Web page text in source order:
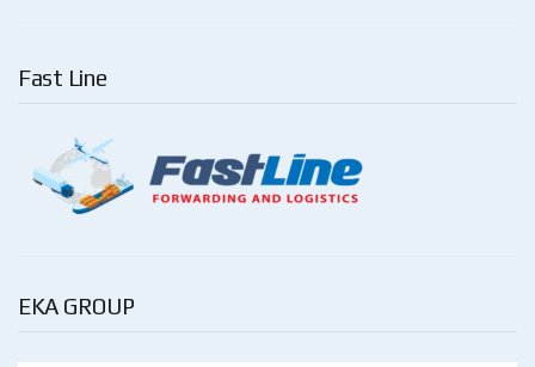
Fast Line
EKA GROUP